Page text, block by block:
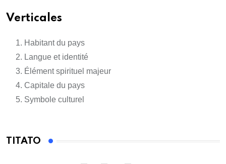
Verticales
Habitant du pays
Langue et identité
Élément spirituel majeur
Capitale du pays
Symbole culturel
TITATO